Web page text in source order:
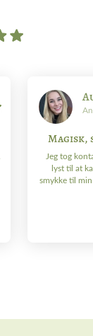
Magisk,
Jeg tog
lyst til at
smykke til